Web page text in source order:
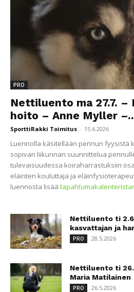
PRO
Nettiluento ma 27.7. –
hoito – Anne Myller
SporttiRakki Toimitus - 15.6.2026
Luennolla käsitellään pennun fyysistä
sopivan liikunnan suunnittelua
tulevaisuudessa koiraharrastuksiin
eläinten kouluttaja ja
luennosta lisää
Nettiluento ti
kasvattajan ja
PRO 28.5.2026
Nettiluento ti
Maria Matilainen
PRO 26.5.2026